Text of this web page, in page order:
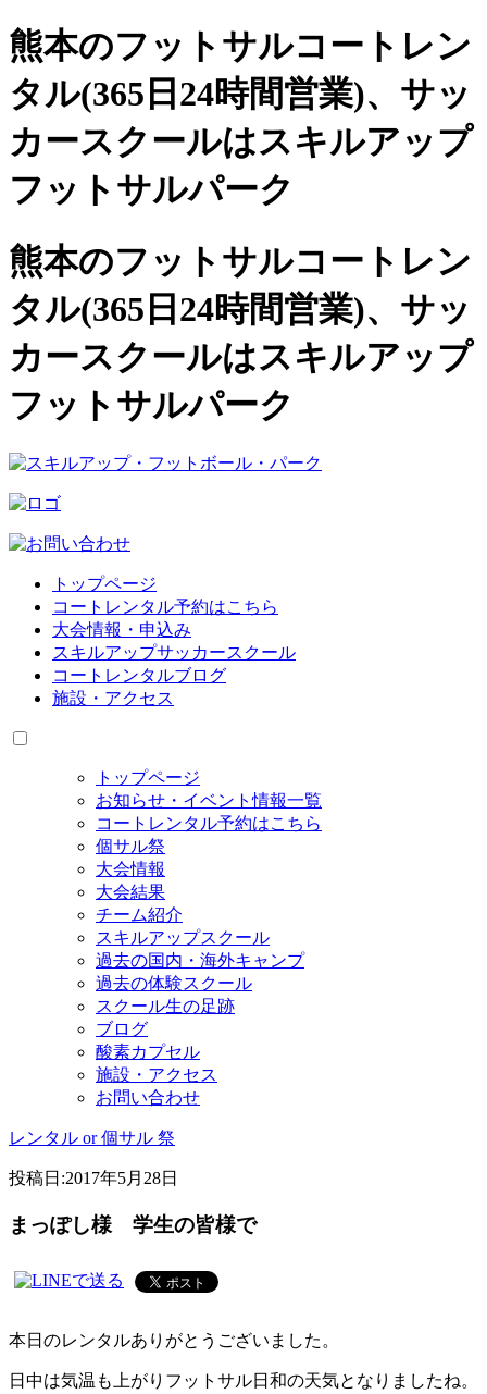
熊本のフットサルコートレン
タル(365日24時間営業)、 サッ
カースクールはスキルアップ
フットサルパーク
熊本のフットサルコートレン
タル(365日24時間営業)、サッ
カースクールはスキルアップ
フットサルパーク
トップページ
コートレンタル予約はこちら
大会情報・申込み
スキルアップサッカースクール
コートレンタルブログ
施設・アクセス
トップページ
お知らせ・イベント情報一覧
コートレンタル予約はこちら
個サル祭
大会情報
大会結果
チーム紹介
スキルアップスクール
過去の国内・海外キャンプ
過去の体験スクール
スクール生の足跡
ブログ
酸素カプセル
施設・アクセス
お問い合わせ
レンタル or 個サル 祭
投稿日:2017年5月28日
まっぽし様 学生の皆様で
本日のレンタルありがとうございました。
日中は気温も上がりフットサル日和の天気となりましたね。